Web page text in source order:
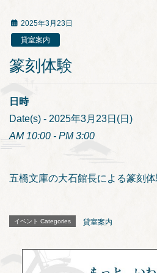
2025年3月23日
貸室案内
篆刻体験
日時
Date(s) - 2025年3月23日(日)
AM 10:00 - PM 3:00
五橋文庫の大石館長による篆刻体
イベント Categories 貸室案内